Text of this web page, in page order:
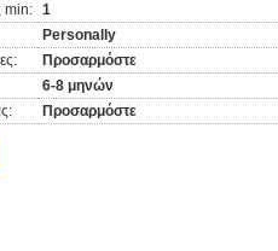
min: 1
Personally
Προσαρμόστε
6-8 μηνών
Προσαρμόστε